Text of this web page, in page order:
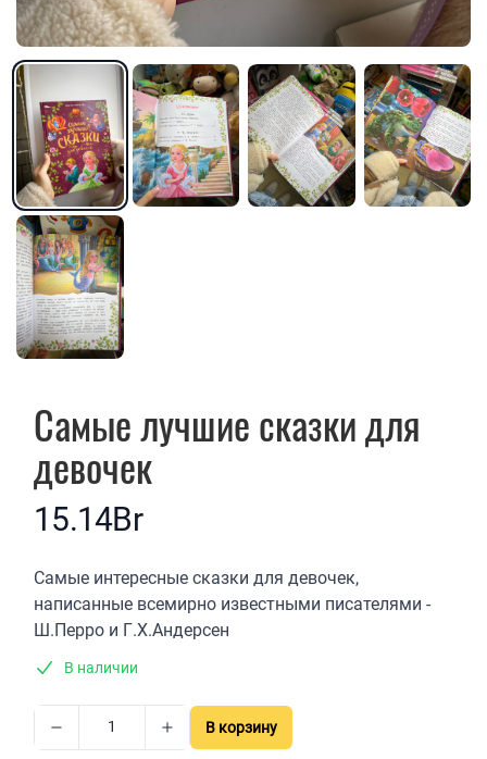
Самые лучшие сказки для
девочек
15.14Br
Описание
Самые интересные сказки для девочек,
написанные всемирно известными писателями -
Ш.Перро и Г.Х.Андерсен
В наличии
В корзину